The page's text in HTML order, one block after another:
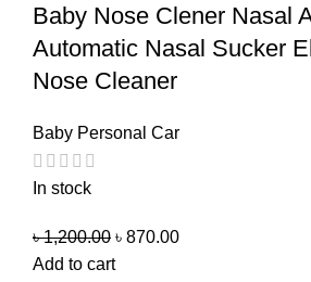
Baby Nose Clener Nasal
Automatic Nasal Sucker
Nose Cleaner
Baby Personal Car
In stock
৳1,200.00 ৳ 870.00
Add to cart